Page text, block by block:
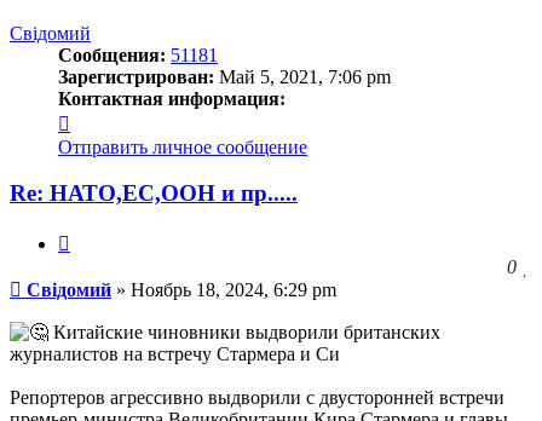
началу
Свідомий
Сообщения: 51181
Зарегистрирован: Май 5, 2021, 7:06 pm
Контактная информация:
информация
пользователя
Свідомий
Отправить личное сообщение
Re: НАТО,ЕС,ООН и пр.....
0
Сообщение
Свідомий » Ноябрь 18, 2024, 6:29 pm
Китайские чиновники выдворили британских
журналистов на встречу Стармера и Си
Репортеров агрессивно выдворили с двусторонней встречи